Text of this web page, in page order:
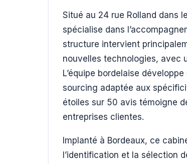
Situé au 24 rue Rolland dans
spécialise dans
structure intervient
nouvelles technologies, avec
L’équipe bordelaise
sourcing adaptée aux
étoiles sur 50 avis témoigne
entreprises clientes.
Implanté à Bordeaux, ce
l’identification et la sélection